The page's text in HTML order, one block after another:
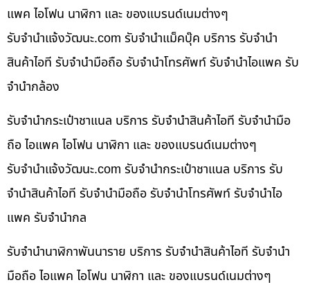
แพค ไอโฟน นาฬิกา และ ของแบรนด์เนมต่างๆ
รับจํานําแจ้งวัฒนะ.com รับจำนำแม็คบุ๊ค บริการ รับจำนำ
สินค้าไอที รับจำนำมือถือ รับจำนำโทรศัพท์ รับจำนำไอแพค รับ
จำนำกล้อง
รับจำนำกระเป๋าชาแนล บริการ รับจำนำสินค้าไอที รับจำนำมือ
ถือ ไอแพค ไอโฟน นาฬิกา และ ของแบรนด์เนมต่างๆ
รับจํานําแจ้งวัฒนะ.com รับจำนำกระเป๋าชาแนล บริการ รับ
จำนำสินค้าไอที รับจำนำมือถือ รับจำนำโทรศัพท์ รับจำนำไอ
แพค รับจำนำกล
รับจำนำนาฬิกาพันนาราย บริการ รับจำนำสินค้าไอที รับจำนำ
มือถือ ไอแพค ไอโฟน นาฬิกา และ ของแบรนด์เนมต่างๆ